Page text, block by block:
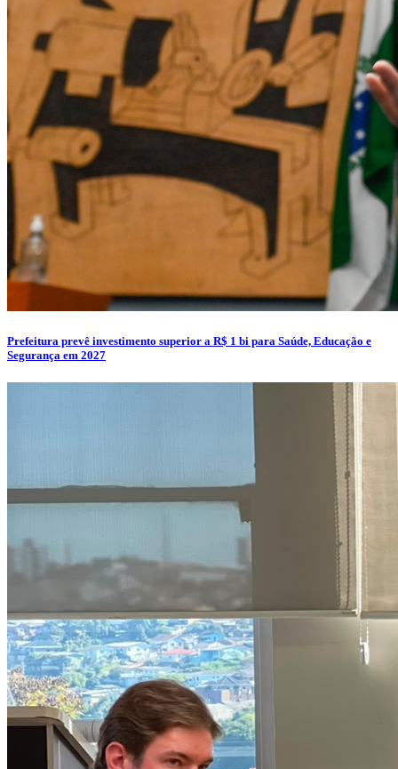
Prefeitura prevê investimento superior a R$ 1 bi para Saúde, Educação e
Segurança em 2027